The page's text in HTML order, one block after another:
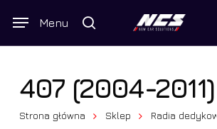
Wyszukiwarka
produktów
search
Menu
Twój koszyk
407 (2004-2011)
Strona główna Sklep Radia dedykowane